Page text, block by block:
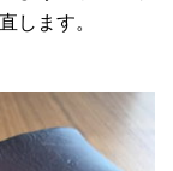
します。